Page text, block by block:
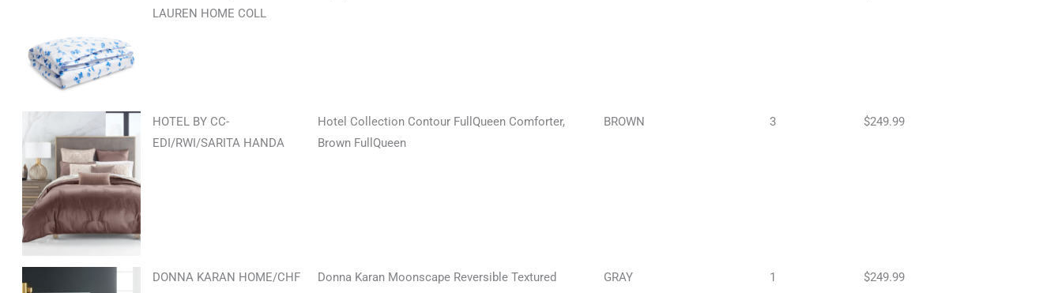
LAUREN HOME COLL
HOTEL BY CC-
EDI/RWI/SARITA HANDA
Hotel Collection Contour FullQueen Comforter,
Brown FullQueen
BROWN 3 $249.99
DONNA KARAN HOME/CHF
Donna Karan Moonscape Reversible Textured
GRAY 1 $249.99